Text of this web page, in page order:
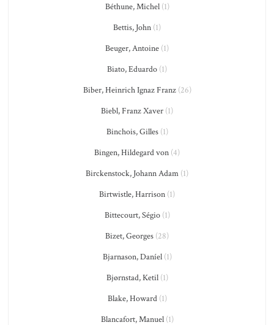
Béthune, Michel(1)
Bettis, John (1)
Beuger, Antoine (1)
Biato, Eduardo (1)
Biber, Heinrich Ignaz Franz(26)
Biebl, Franz Xaver (1)
Binchois, Gilles(1)
Bingen, Hildegard von (4)
Birckenstock, Johann Adam (1)
Birtwistle, Harrison (1)
Bittecourt, Ségio(1)
Bizet, Georges (28)
Bjarnason, Daníel(1)
Bjørnstad, Ketil(1)
Blake, Howard(1)
Blancafort, Manuel(1)